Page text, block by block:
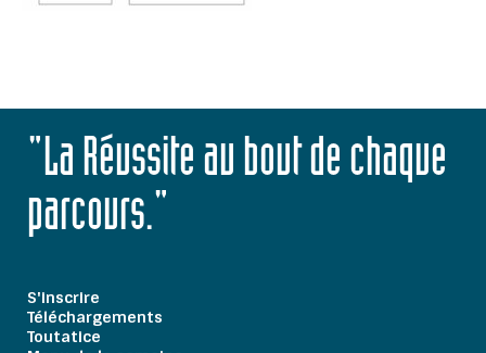
"La Réussite au bout de chaque
parcours."
S'inscrire
Téléchargements
Toutatice